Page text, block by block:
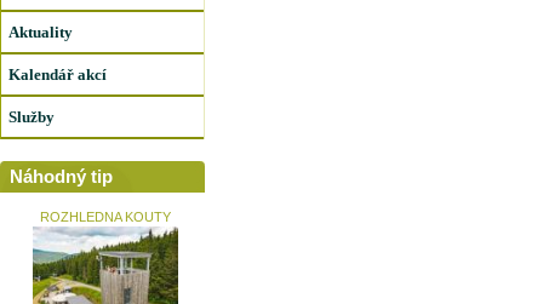
Aktuality
Kalendář akcí
Služby
Náhodný tip
ROZHLEDNA KOUTY